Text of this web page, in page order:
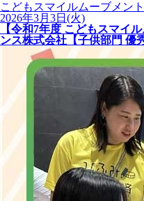
こどもスマイルムーブメン
2026年3月3日(火)
【令和7年度 こどもスマイ
ンス株式会社【子供部門 優